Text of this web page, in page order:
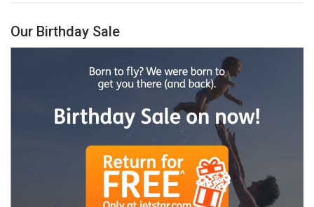
Our Birthday Sale